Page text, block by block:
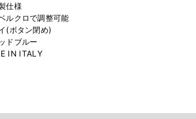
仕様
ルクロで調整可能
(ボタン閉め)
ドブルー
IN ITALY